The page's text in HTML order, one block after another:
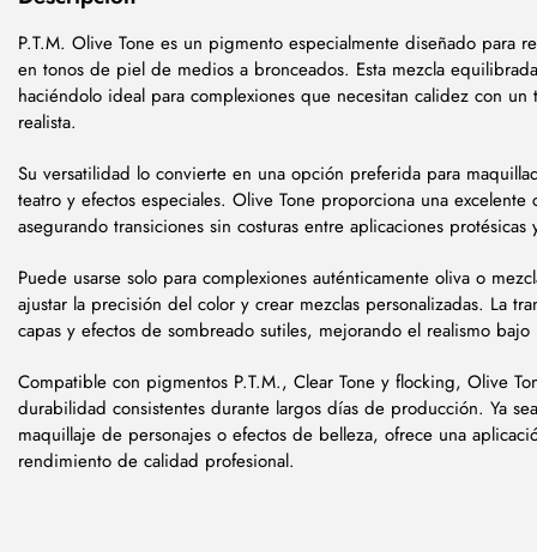
P.T.M. Olive Tone es un pigmento especialmente diseñado para
en tonos de piel de medios a bronceados. Esta mezcla
haciéndolo ideal para complexiones que necesitan calidez con
realista.
Su versatilidad lo convierte en una opción preferida para
teatro y efectos especiales. Olive Tone proporciona una
asegurando transiciones sin costuras entre aplicaciones
Puede usarse solo para complexiones auténticamente oliva o
ajustar la precisión del color y crear mezclas personalizadas. La
capas y efectos de sombreado sutiles, mejorando el realismo
Compatible con pigmentos P.T.M., Clear Tone y flocking, Olive
durabilidad consistentes durante largos días de producción. Ya
maquillaje de personajes o efectos de belleza, ofrece una
rendimiento de calidad profesional.